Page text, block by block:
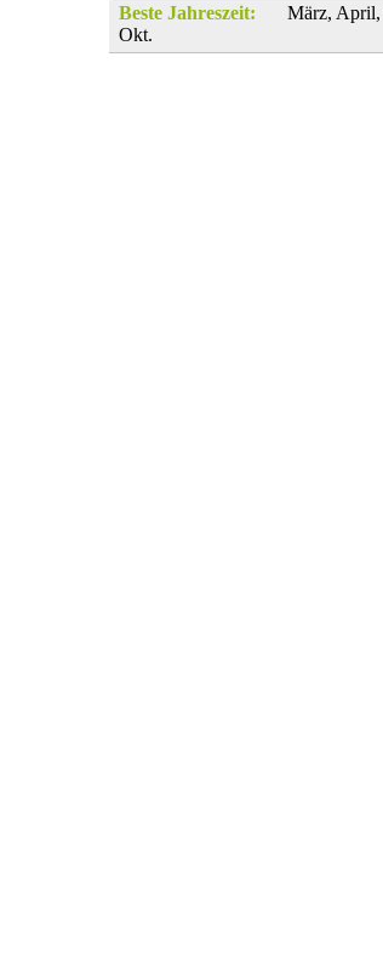
Beste Jahreszeit:
März, April,
Okt.